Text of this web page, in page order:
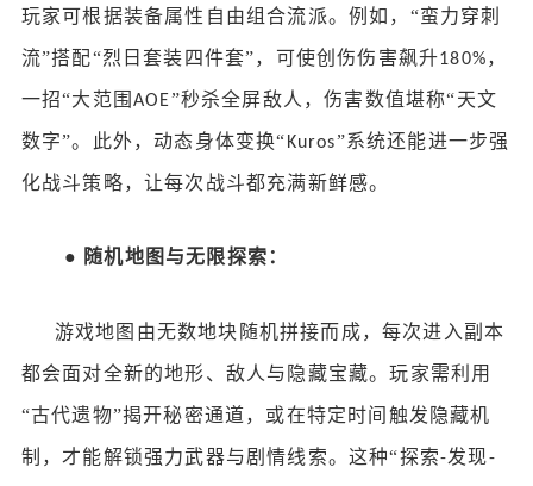
玩家可根据装备属性自由组合流派。例如， “蛮力穿刺
流”搭配“烈日套装四件套”，可使创伤伤害飙升180%，
一招“大范围AOE”秒杀全屏敌人，伤害数值堪称“天文
数字”。此外，动态身体变换“ Kuros”系统还能进一步强
化战斗策略，让每次战斗都充满新鲜感。
● 随机地图与无限探索：
游戏地图由无数地块随机拼接而成，每次进入副本
都会面对全新的地形、敌人与隐藏宝藏。玩家需利用
“古代遗物”揭开秘密通道，或在特定时间触发隐藏机
制，才能解锁强力武器与剧情线索。这种“探索-发现-